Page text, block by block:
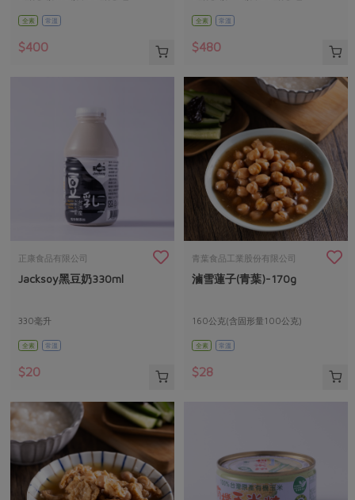
全素 常溫
$400
全素 常溫
$480
正康食品有限公司
Jacksoy黑豆奶330ml
330毫升
全素 常溫
$20
青葉食品工業股份有限公司
滷雪蓮子(青葉)-170g
160公克(含固形量100公克)
全素 常溫
$28